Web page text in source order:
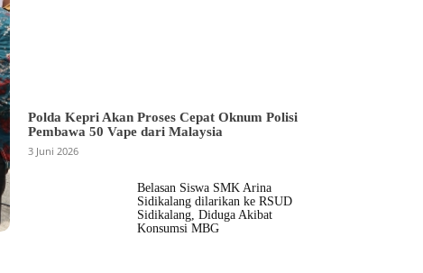
Polda Kepri Akan Proses Cepat Oknum Polisi
Pembawa 50 Vape dari Malaysia
3 Juni 2026
Belasan Siswa SMK Arina
Sidikalang dilarikan ke RSUD
Sidikalang, Diduga Akibat
Konsumsi MBG